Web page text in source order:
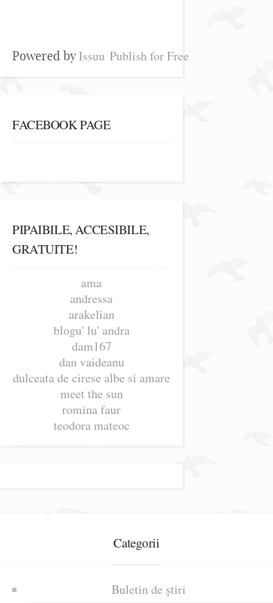
Powered byIssuu Publish for Free
FACEBOOK PAGE
PIPAIBILE, ACCESIBILE,
GRATUITE!
ama
andressa
arakelian
blogu' lu' andra
dam167
dan vaideanu
dulceata de cirese albe si amare
meet the sun
romina faur
teodora mateoc
Categorii
Buletin de știri